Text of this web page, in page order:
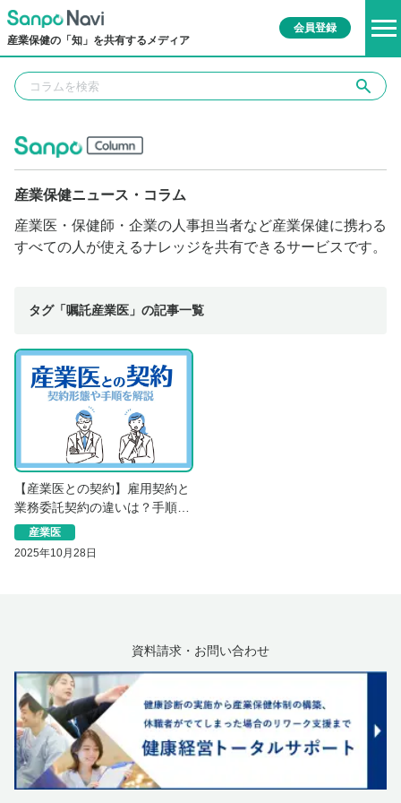
産業保健の「知」を共有するメディア
会員登録
産業保健ニュース・コラム
産業医・保健師・企業の人事担当者など産業保健に携わる
すべての人が使えるナレッジを共有できるサービスです。
タグ「嘱託産業医」の記事一覧
【産業医との契約】雇用契約と
業務委託契約の違いは？手順に
ついて解説
産業医
2025年10月28日
資料請求・お問い合わせ